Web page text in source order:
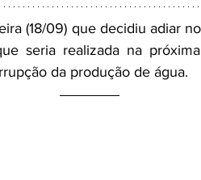
(18/09) que decidiu adiar
seria realizada na
da produção de água.